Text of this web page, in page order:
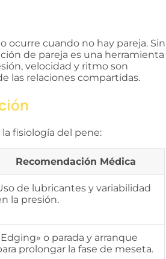
ocurre cuando no hay pareja. Sin
de pareja es una herramienta
velocidad y ritmo son
las relaciones compartidas.
fisiología del pene:
Recomendación Médica
de lubricantes y variabilidad
la presión.
o parada y arranque
prolongar la fase de meseta.